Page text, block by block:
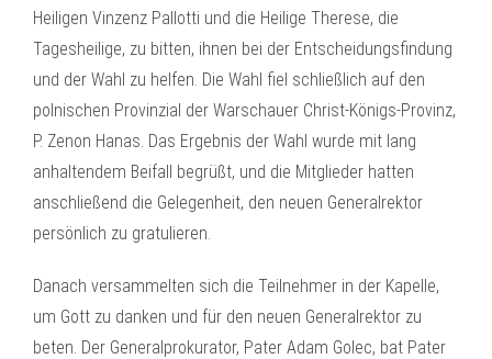
Heiligen Vinzenz Pallotti und die Heilige Therese, die
Tagesheilige, zu bitten, ihnen bei der Entscheidungsfindung
und der Wahl zu helfen. Die Wahl fiel schließlich auf den
polnischen Provinzial der Warschauer Christ-Königs-Provinz,
P. Zenon Hanas. Das Ergebnis der Wahl wurde mit lang
anhaltendem Beifall begrüßt, und die Mitglieder hatten
anschließend die Gelegenheit, den neuen Generalrektor
persönlich zu gratulieren.
Danach versammelten sich die Teilnehmer in der Kapelle,
um Gott zu danken und für den neuen Generalrektor zu
beten. Der Generalprokurator, Pater Adam Golec, bat Pater